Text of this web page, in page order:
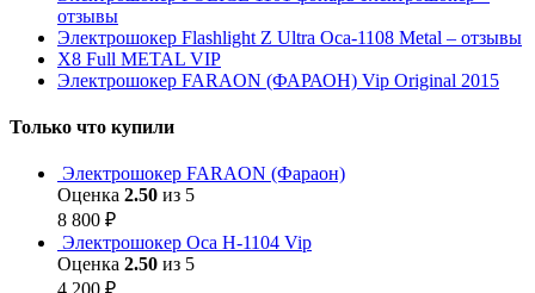
отзывы
Электрошокер Flashlight Z Ultra Оса-1108 Metal – отзывы
Х8 Full METAL VIP
Электрошокер FARAON (ФАРАОН) Vip Original 2015
Только что купили
Электрошокер FARAON (Фараон)
Оценка 2.50 из 5
8 800 ₽
Электрошокер Оса H-1104 Vip
Оценка 2.50 из 5